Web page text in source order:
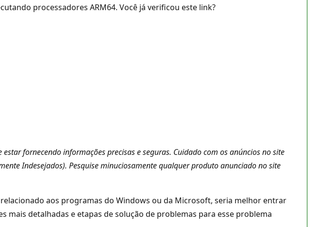
processadores ARM64. Você já verificou este link?
fornecendo informações precisas e seguras. Cuidado com os anúncios no site
Indesejados). Pesquise minuciosamente qualquer produto anunciado no site
aos programas do Windows ou da Microsoft, seria melhor entrar
detalhadas e etapas de solução de problemas para esse problema